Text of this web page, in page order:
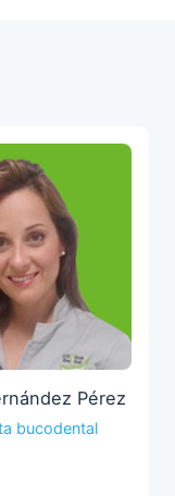
Pérez
bucodental